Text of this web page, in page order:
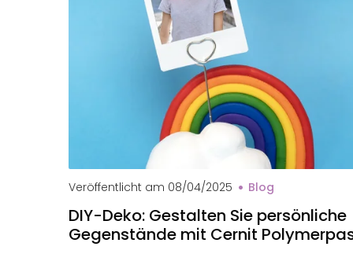
Veröffentlicht am 08/04/2025 Blog
DIY-Deko: Gestalten Sie persönliche
Gegenstände mit Cernit